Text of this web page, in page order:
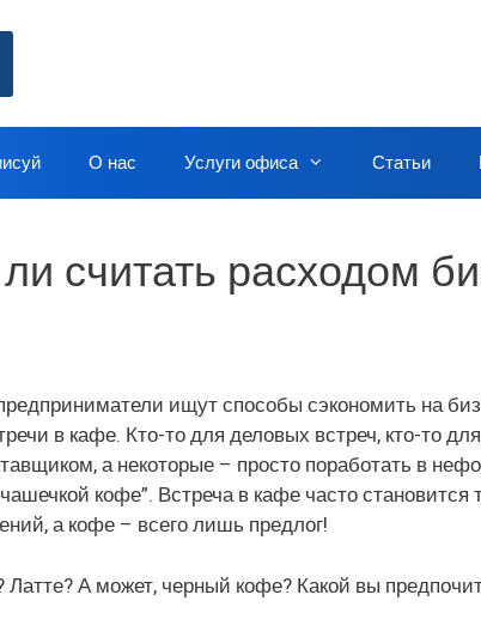
О нас Услуги офиса Статьи
считать расходом
ищут способы сэкономить на
в кафе. Кто-то для деловых встреч, кто-то
а некоторые – просто поработать в
кофе”. Встреча в кафе часто
а кофе – всего лишь предлог!
Латте? А может, черный кофе? Какой вы